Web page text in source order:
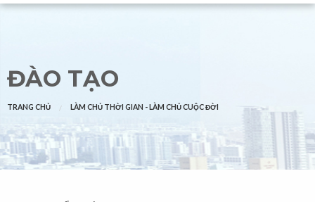
ĐÀO TẠO
TRANG CHỦ LÀM CHỦ THỜI GIAN - LÀM CHỦ CUỘC ĐỜI